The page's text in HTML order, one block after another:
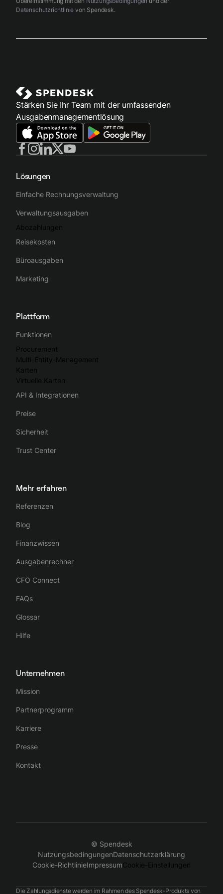
Datenschutzrichtlinie von Spendesk.
Stärken Sie Ihr Team mit der umfassenden
Ausgabenmanagementlösung
Lösungen
Einfache Rechnungsverwaltung
Verwaltungsausgaben
Abozahlungen
Reisekosten
Büroausgaben
Marketing
Plattform
Funktionen
Procurement
Multi-Entity-Management
Karten
Virtuelle Karten
API & Integrationen
Preise
Sicherheit
Trust Center
Mehr erfahren
Referenzen
Blog
Finanzwissen
Ausgabenrechner
CFO Connect
FAQs
Glossar
Hilfe
Unternehmen
Mission
Partnerprogramm
Karriere
Presse
Kontakt
© Spendesk
NutzungsbedingungenDatenschutzerklärung
Cookie-RichtlinieImpressumCookie-Einstellungen
Die Zahlungsdienste werden im Rahmen des Spendesk-Produkts von